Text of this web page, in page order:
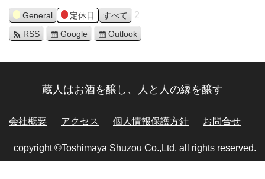
General 定休日 すべて 2
RSS Google Outlook
蔵人はお酒を醸し、人と人の縁を醸す
会社概要 アクセス 個人情報保護方針 お問合せ
copyright ©Toshimaya Shuzou Co.,Ltd. all rights reserved.